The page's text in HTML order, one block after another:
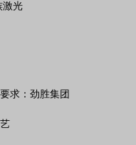
激光
求：劲胜集团